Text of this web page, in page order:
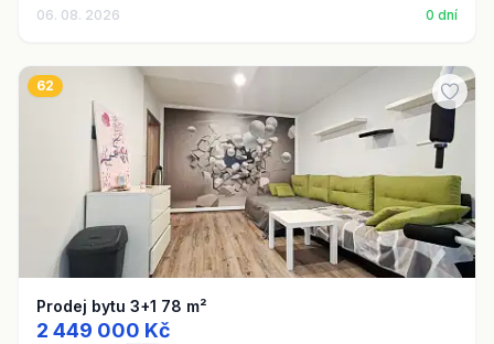
06. 08. 2026
0 dní
62
Prodej bytu 3+1 78 m²
2 449 000 Kč